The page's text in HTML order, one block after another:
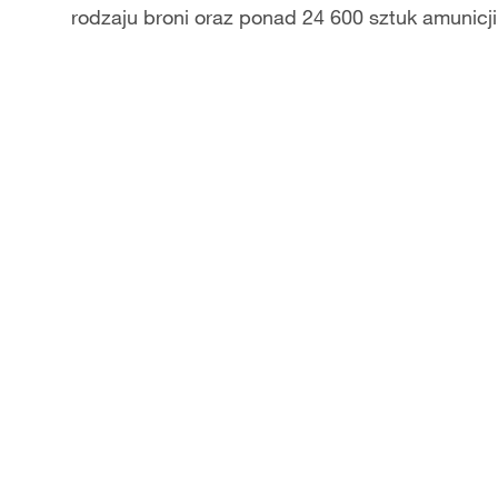
rodzaju broni oraz ponad 24 600 sztuk